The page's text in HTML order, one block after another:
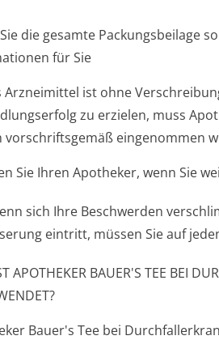
die gesamte Packungsbeilage
für Sie
Arzneimittel ist ohne
zu erzielen, muss
vorschriftsgemäß eingenommen
Sie Ihren Apotheker, wenn Sie
sich Ihre Beschwerden
eintritt, müssen Sie auf
APOTHEKER BAUER'S TEE BEI
Bauer's Tee bei